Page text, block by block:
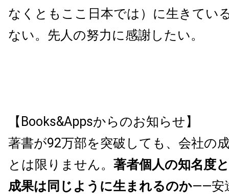
なくともここ日本では）に生きてい
ない。先人の努力に感謝したい。
【Books&Appsからのお知らせ】
著書が92万部を突破しても、会社の
とは限りません。 著者個人の知名度
成果は同じように生まれるのか——安